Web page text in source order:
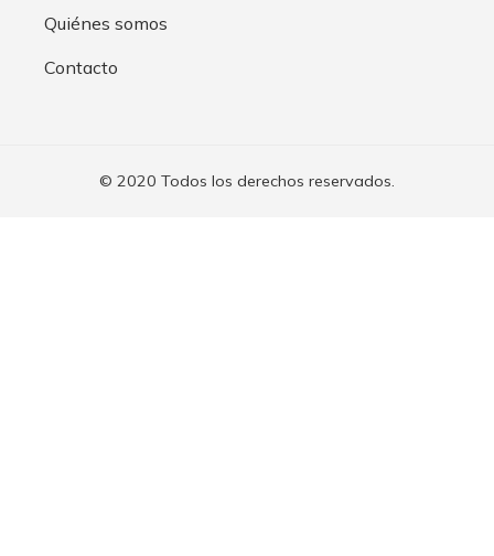
Quiénes somos
Contacto
© 2020 Todos los derechos reservados.